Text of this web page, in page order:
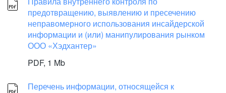
предотвращению, выявлению и пресечению
неправомерного использования инсайдерской
информации и (или) манипулирования рынком
ООО «Хэдхантер»
PDF, 1 Mb
Перечень информации, относящейся к